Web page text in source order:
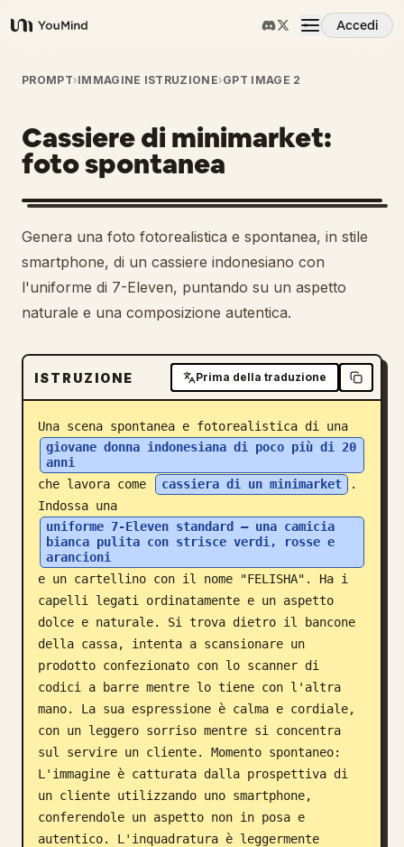
YouMind
Accedi
Panoramica
Casi d'uso
Abilità
Prompt
Prezzi
Scarica
Blog
Aggiornamenti
PROMPT›IMMAGINE ISTRUZIONE›GPT IMAGE 2
Cassiere di minimarket:
foto spontanea
Genera una foto fotorealistica e spontanea, in stile
smartphone, di un cassiere indonesiano con
l'uniforme di 7-Eleven, puntando su un aspetto
naturale e una composizione autentica.
ISTRUZIONE Prima della traduzione
Una scena spontanea e fotorealistica di una
giovane donna indonesiana di poco più di 20
anni
che lavora come
cassiera di un minimarket
.
Indossa una
uniforme 7-Eleven standard — una camicia
bianca pulita con strisce verdi, rosse e
arancioni
e un cartellino con il nome "FELISHA". Ha i
capelli legati ordinatamente e un aspetto
dolce e naturale. Si trova dietro il bancone
della cassa, intenta a scansionare un
prodotto confezionato con lo scanner di
codici a barre mentre lo tiene con l'altra
mano. La sua espressione è calma e cordiale,
con un leggero sorriso mentre si concentra
sul servire un cliente. Momento spontaneo:
L'immagine è catturata dalla prospettiva di
un cliente utilizzando uno smartphone,
conferendole un aspetto non in posa e
autentico. L'inquadratura è leggermente